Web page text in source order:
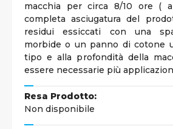
macchia per circa 8/10 ore (
completa asciugatura del
residui essiccati con una
morbide o un panno di cotone
tipo e alla profondità della
essere necessarie più
Resa Prodotto:
Non disponibile